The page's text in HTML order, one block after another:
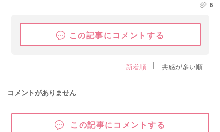
6
この記事にコメントする
新着順 共感が多い順
コメントがありません
この記事にコメントする